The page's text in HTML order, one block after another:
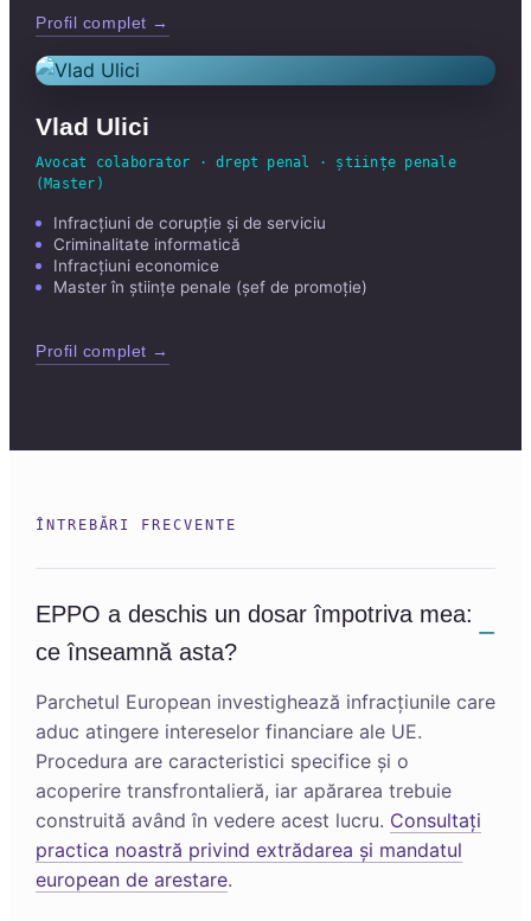
Profil complet →
Vlad Ulici
Avocat colaborator · drept penal · științe penale
(Master)
Infracțiuni de corupție și de serviciu
Criminalitate informatică
Infracțiuni economice
Master în științe penale (șef de promoție)
Profil complet →
ÎNTREBĂRI FRECVENTE
EPPO a deschis un dosar împotriva mea:
ce înseamnă asta?
Parchetul European investighează infracțiunile care
aduc atingere intereselor financiare ale UE.
Procedura are caracteristici specifice și o
acoperire transfrontalieră, iar apărarea trebuie
construită având în vedere acest lucru. Consultați
practica noastră privind extrădarea și mandatul
european de arestare.